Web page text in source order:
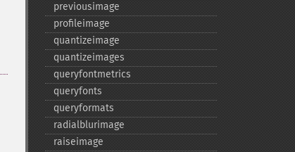
previousimage
profileimage
quantizeimage
quantizeimages
queryfontmetrics
queryfonts
queryformats
radialblurimage
raiseimage